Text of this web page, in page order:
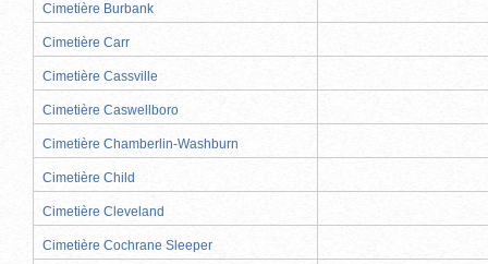
Cimetière Burbank
Cimetière Carr
Cimetière Cassville
Cimetière Caswellboro
Cimetière Chamberlin-Washburn
Cimetière Child
Cimetière Cleveland
Cimetière Cochrane Sleeper